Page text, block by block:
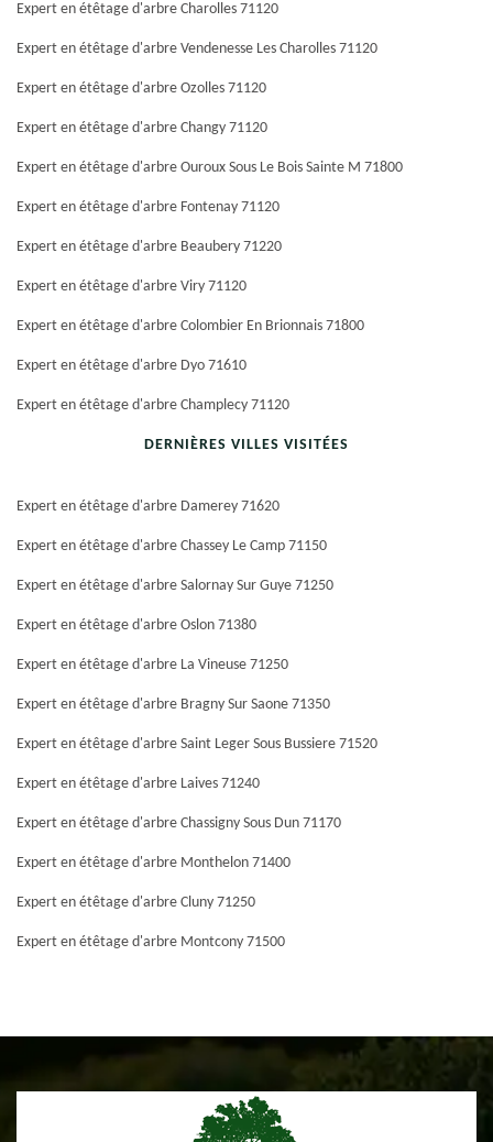
Expert en étêtage d'arbre Charolles 71120
Expert en étêtage d'arbre Vendenesse Les Charolles 71120
Expert en étêtage d'arbre Ozolles 71120
Expert en étêtage d'arbre Changy 71120
Expert en étêtage d'arbre Ouroux Sous Le Bois Sainte M 71800
Expert en étêtage d'arbre Fontenay 71120
Expert en étêtage d'arbre Beaubery 71220
Expert en étêtage d'arbre Viry 71120
Expert en étêtage d'arbre Colombier En Brionnais 71800
Expert en étêtage d'arbre Dyo 71610
Expert en étêtage d'arbre Champlecy 71120
DERNIÈRES VILLES VISITÉES
Expert en étêtage d'arbre Damerey 71620
Expert en étêtage d'arbre Chassey Le Camp 71150
Expert en étêtage d'arbre Salornay Sur Guye 71250
Expert en étêtage d'arbre Oslon 71380
Expert en étêtage d'arbre La Vineuse 71250
Expert en étêtage d'arbre Bragny Sur Saone 71350
Expert en étêtage d'arbre Saint Leger Sous Bussiere 71520
Expert en étêtage d'arbre Laives 71240
Expert en étêtage d'arbre Chassigny Sous Dun 71170
Expert en étêtage d'arbre Monthelon 71400
Expert en étêtage d'arbre Cluny 71250
Expert en étêtage d'arbre Montcony 71500